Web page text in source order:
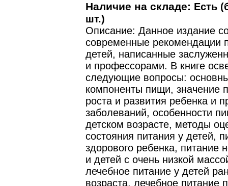
Наличие на складе: Есть
шт.)
Описание: Данное издание
современные рекомендации
детей, написанные
и профессорами. В книге
следующие вопросы:
компоненты пищи, значение
роста и развития ребенка и
заболеваний, особенности
детском возрасте, методы
состояния питания у детей,
здорового ребенка, питание
и детей с очень низкой
лечебное питание у детей
возраста, лечебное питание